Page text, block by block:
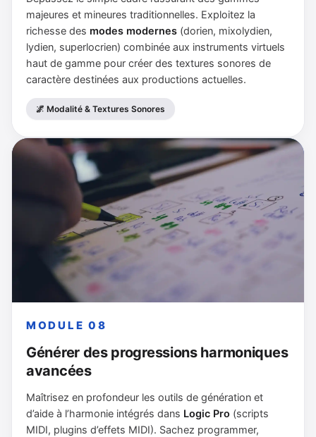
majeures et mineures traditionnelles. Exploitez la
richesse des modes modernes (dorien, mixolydien,
lydien, superlocrien) combinée aux instruments virtuels
haut de gamme pour créer des textures sonores de
caractère destinées aux productions actuelles.
🌌 Modalité & Textures Sonores
MODULE 08
Générer des progressions harmoniques
avancées
Maîtrisez en profondeur les outils de génération et
d’aide à l’harmonie intégrés dans Logic Pro (scripts
MIDI, plugins d’effets MIDI). Sachez programmer,